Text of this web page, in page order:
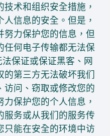
术和组织安全措施，
信息的安全。但是，
努力保护您的信息，但
任何电子传输都无法保
保证或保证黑客、网
第三方无法破坏我们
访问、窃取或修改您的
保护您的个人信息，
服务或从我们的服务传
只能在安全的环境中访